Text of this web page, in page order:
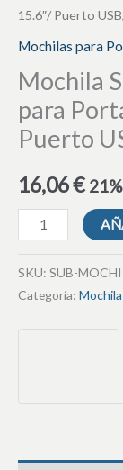
15.6″/ Puerto
Mochilas para
Mochila
para
Puerto
16,06€
SKU: SUB-
Categoría: